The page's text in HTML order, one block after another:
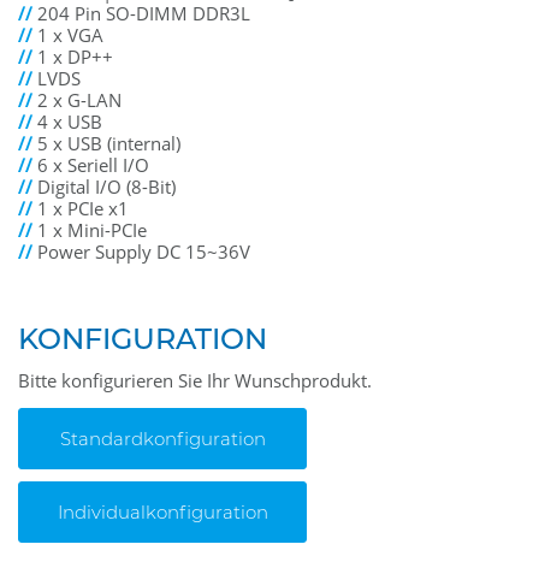
//204 Pin SO-DIMM DDR3L
// 1 x VGA
// 1 x DP++
// LVDS
//2 x G-LAN
//4 x USB
// 5 x USB (internal)
// 6 x Seriell I/O
// Digital I/O (8-Bit)
// 1 x PCIe x1
// 1 x Mini-PCIe
// Power Supply DC 15~36V
KONFIGURATION
Bitte konfigurieren Sie Ihr Wunschprodukt.
Standardkonfiguration
Individualkonfiguration